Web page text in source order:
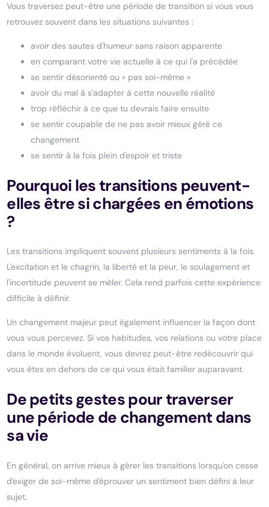
Vous traversez peut-être une période de transition si vous vous
retrouvez souvent dans les situations suivantes :
avoir des sautes d'humeur sans raison apparente
en comparant votre vie actuelle à ce qui l'a précédée
se sentir désorienté ou « pas soi-même »
avoir du mal à s'adapter à cette nouvelle réalité
trop réfléchir à ce que tu devrais faire ensuite
se sentir coupable de ne pas avoir mieux géré ce
changement
se sentir à la fois plein d'espoir et triste
Pourquoi les transitions peuvent-
elles être si chargées en émotions
?
Les transitions impliquent souvent plusieurs sentiments à la fois.
L'excitation et le chagrin, la liberté et la peur, le soulagement et
l'incertitude peuvent se mêler. Cela rend parfois cette expérience
difficile à définir.
Un changement majeur peut également influencer la façon dont
vous vous percevez. Si vos habitudes, vos relations ou votre place
dans le monde évoluent, vous devrez peut-être redécouvrir qui
vous êtes en dehors de ce qui vous était familier auparavant.
De petits gestes pour traverser
une période de changement dans
sa vie
En général, on arrive mieux à gérer les transitions lorsqu'on cesse
d'exiger de soi-même d'éprouver un sentiment bien défini à leur
sujet.